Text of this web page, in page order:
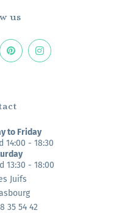
us
to Friday
14:00 - 18:30
13:30 - 18:00
Juifs
35 54 42